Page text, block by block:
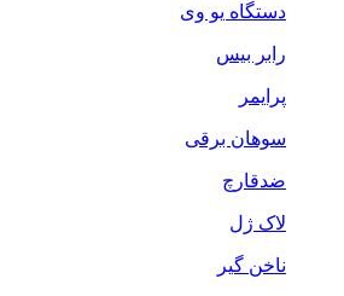
دستگاه یو وی
رابر بیس
پرایمر
سوهان برقی
ضدقارچ
لاک ژل
ناخن گیر